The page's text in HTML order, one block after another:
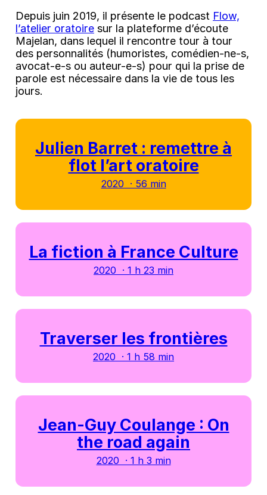
Depuis juin 2019, il présente le podcast Flow,
l’atelier oratoire sur la plateforme d’écoute
Majelan, dans lequel il rencontre tour à tour
des personnalités (humoristes, comédien-ne-s,
avocat-e-s ou auteur-e-s) pour qui la prise de
parole est nécessaire dans la vie de tous les
jours.
Julien Barret : remettre à
flot l’art oratoire
2020 · 56 min
La fiction à France Culture
2020 · 1 h 23 min
Traverser les frontières
2020 · 1 h 58 min
Jean-Guy Coulange : On
the road again
2020 · 1 h 3 min